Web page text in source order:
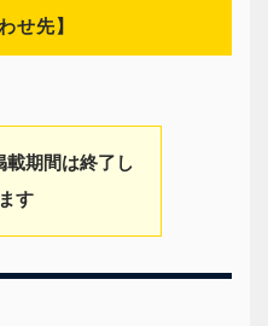
せ先】
載期間は終了し
す